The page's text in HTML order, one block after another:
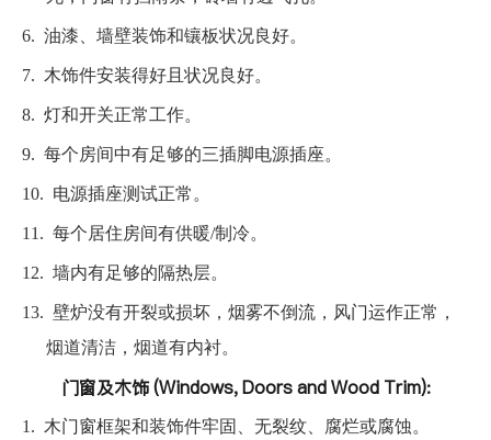
6. 油漆、墙壁装饰和镶板状况良好。
7. 木饰件安装得好且状况良好。
8. 灯和开关正常工作。
9. 每个房间中有足够的三插脚电源插座。
10. 电源插座测试正常。
11. 每个居住房间有供暖/制冷。
12. 墙内有足够的隔热层。
13. 壁炉没有开裂或损坏，烟雾不倒流，风门运作正常，
烟道清洁，烟道有内衬。
门窗及木饰 (Windows, Doors and Wood Trim):
1. 木门窗框架和装饰件牢固、无裂纹、腐烂或腐蚀。